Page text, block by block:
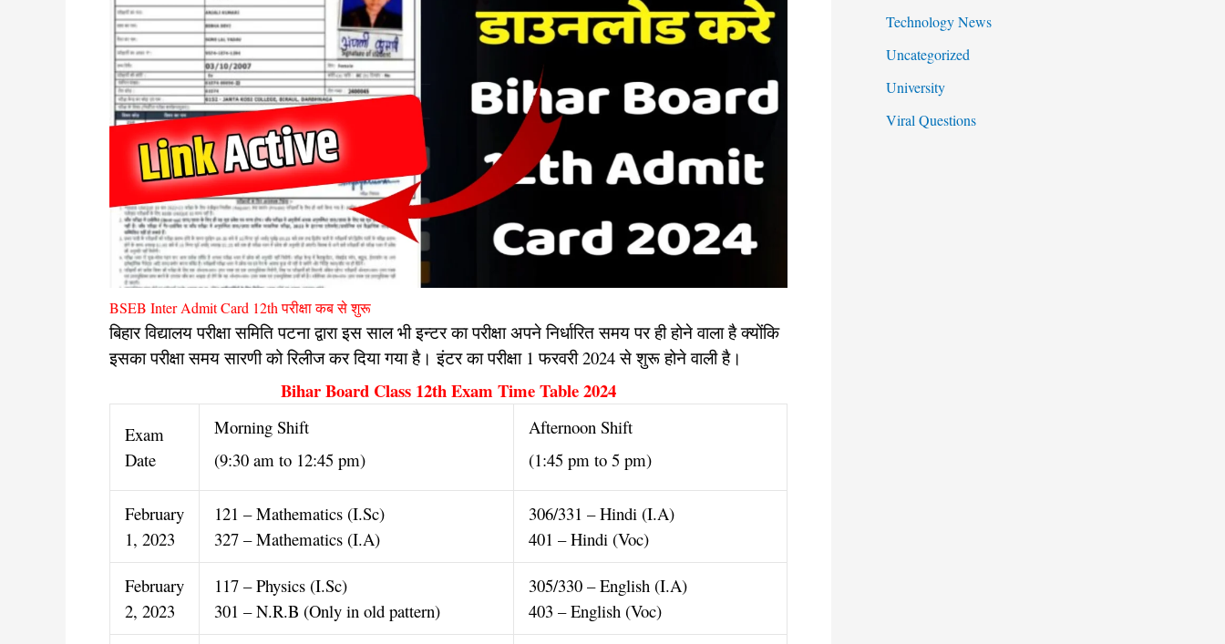
BSEB Inter Admit Card 12th परीक्षा कब से शुरू
बिहार विद्यालय परीक्षा समिति पटना द्वारा इस साल भी इन्टर का परीक्षा अपने निर्धारित समय पर ही होने वाला है क्योंकि
इसका परीक्षा समय सारणी को रिलीज कर दिया गया है। इंटर का परीक्षा 1 फरवरी 2024 से शुरू होने वाली है।
Bihar Board Class 12th Exam Time Table 2024
Exam
Date
Morning Shift
(9:30 am to 12:45 pm)
Afternoon Shift
(1:45 pm to 5 pm)
February
1, 2023
121 – Mathematics (I.Sc)
327 – Mathematics (I.A)
306/331 – Hindi (I.A)
401 – Hindi (Voc)
February
2, 2023
117 – Physics (I.Sc)
301 – N.R.B (Only in old pattern)
305/330 – English (I.A)
403 – English (Voc)
Technology News
Uncategorized
University
Viral Questions